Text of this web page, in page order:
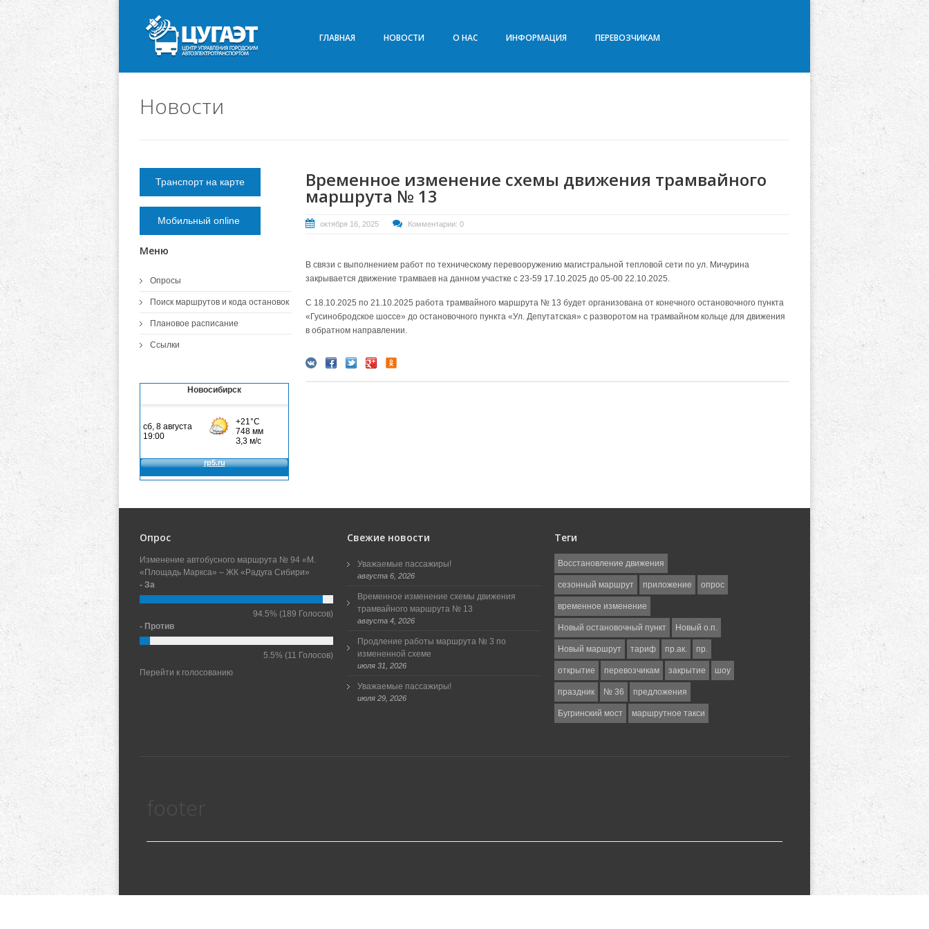
ГЛАВНАЯ НОВОСТИ О НАС ИНФОРМАЦИЯ ПЕРЕВОЗЧИКАМ
Новости
Временное изменение схемы движения трамвайного
маршрута № 13
октября 16, 2025 Комментарии: 0
В связи с выполнением работ по техническому перевооружению магистральной тепловой сети по ул. Мичурина
закрывается движение трамваев на данном участке с 23-59 17.10.2025 до 05-00 22.10.2025.
С 18.10.2025 по 21.10.2025 работа трамвайного маршрута № 13 будет организована от конечного остановочного пункта
«Гусинобродское шоссе» до остановочного пункта «Ул. Депутатская» с разворотом на трамвайном кольце для движения
в обратном направлении.
Транспорт на карте
Мобильный online
Меню
Опросы
Поиск маршрутов и кода остановок
Плановое расписание
Ссылки
Новосибирск
Опрос
Изменение автобусного маршрута № 94 «М.
«Площадь Маркса» – ЖК «Радуга Сибири»
- За
94.5% (189 Голосов)
- Против
5.5% (11 Голосов)
Перейти к голосованию
Свежие новости
Уважаемые пассажиры!
августа 6, 2026
Временное изменение схемы движения
трамвайного маршрута № 13
августа 4, 2026
Продление работы маршрута № 3 по
измененной схеме
июля 31, 2026
Уважаемые пассажиры!
июля 29, 2026
Теги
Восстановление движения
сезонный маршрут приложение опрос
временное изменение
Новый остановочный пункт Новый о.п.
Новый маршрут тариф пр.ак. пр.
открытие перевозчикам закрытие шоу
праздник № 36 предложения
Бугринский мост маршрутное такси
footer